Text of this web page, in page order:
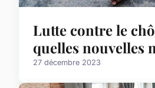
Lutte contre le
quelles nouvelles
27 décembre 2023